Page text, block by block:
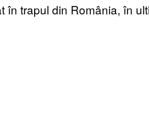
în trapul din România, în